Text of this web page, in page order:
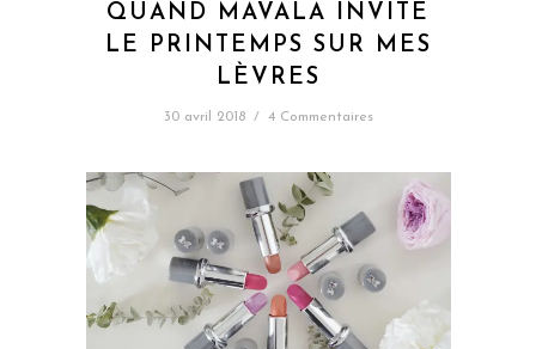
QUAND MAVALA INVITE
LE PRINTEMPS SUR MES
LÈVRES
30 avril 2018 / 4 Commentaires